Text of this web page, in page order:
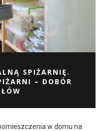
SPIŻARNIĘ.
– DOBÓR
w domu na